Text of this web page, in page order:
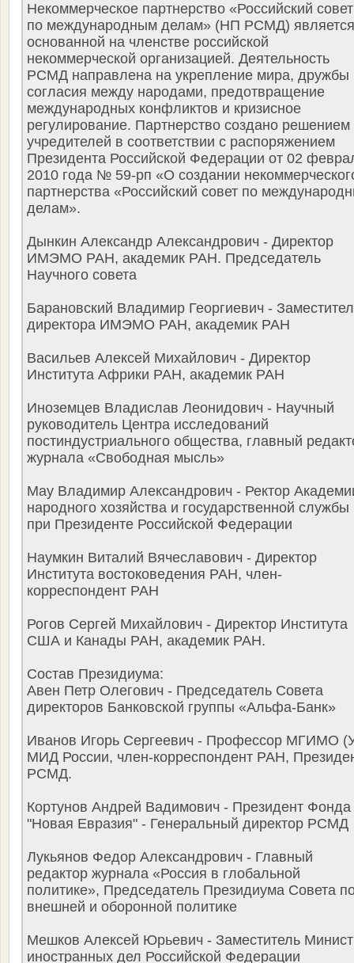
Некоммерческое партнерство «Российский совет
по международным делам» (НП РСМД) является
основанной на членстве российской
некоммерческой организацией. Деятельность
РСМД направлена на укрепление мира, дружбы
согласия между народами, предотвращение
международных конфликтов и кризисное
регулирование. Партнерство создано решением
учредителей в соответствии с распоряжением
Президента Российской Федерации от 02
2010 года № 59-рп «О создании
партнерства «Российский совет по
делам».
Дынкин Александр Александрович - Директор
ИМЭМО РАН, академик РАН. Председатель
Научного совета
Барановский Владимир Георгиевич -
директора ИМЭМО РАН, академик РАН
Васильев Алексей Михайлович - Директор
Института Африки РАН, академик РАН
Иноземцев Владислав Леонидович - Научный
руководитель Центра исследований
постиндустриального общества, главный
журнала «Свободная мысль»
Мау Владимир Александрович - Ректор
народного хозяйства и государственной службы
при Президенте Российской Федерации
Наумкин Виталий Вячеславович - Директор
Института востоковедения РАН, член-
корреспондент РАН
Рогов Сергей Михайлович - Директор Института
США и Канады РАН, академик РАН.
Состав Президиума:
Авен Петр Олегович - Председатель Совета
директоров Банковской группы «Альфа-Банк»
Иванов Игорь Сергеевич - Профессор МГИМО
МИД России, член-корреспондент РАН,
РСМД.
Кортунов Андрей Вадимович - Президент Фонда
"Новая Евразия" - Генеральный директор РСМД
Лукьянов Федор Александрович - Главный
редактор журнала «Россия в глобальной
политике», Председатель Президиума Совета
внешней и оборонной политике
Мешков Алексей Юрьевич - Заместитель
иностранных дел Российской Федерации